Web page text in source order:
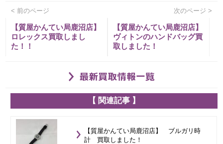
< 前のページ 次のページ >
【質屋かんてい局鹿沼店】
ロレックス買取しまし
た！！
【質屋かんてい局鹿沼店】
ヴィトンのハンドバッグ買
取しました！
【 関連記事 】
【質屋かんてい局鹿沼店】 ブルガリ時
計 買取しました！